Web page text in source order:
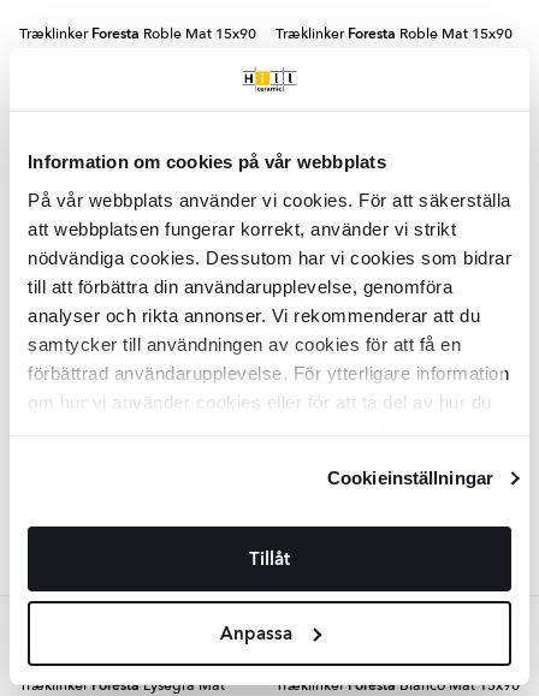
Information om cookies på vår webbplats
På vår webbplats använder vi cookies. För att säkerställa
att webbplatsen fungerar korrekt, använder vi strikt
nödvändiga cookies. Dessutom har vi cookies som bidrar
till att förbättra din användarupplevelse, genomföra
analyser och rikta annonser. Vi rekommenderar att du
samtycker till användningen av cookies för att få en
förbättrad användarupplevelse. För ytterligare information
om hur vi använder cookies eller för att ta del av hur du
Cookieinställningar
Tillåt
Anpassa
TræklinkerForesta Roble Mat 15x90
Materiale:Granitkeramik
TILFØJ TIL KURV
TræklinkerForesta Roble Mat 15x90
KLT4436
Materiale:Granitkeramik
/m
TILFØJ TIL KURV
TræklinkerForesta Haya Mat 15x90
KLT4431
Overflade: Matt
TræklinkerForestaNatur Mat 15x90
KLT4435
Overflade:
TræklinkerForestaLysegrå Mat
TræklinkerForestaBlanco Mat 15x90